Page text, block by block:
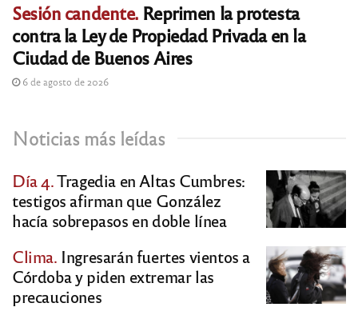
Sesión candente.Reprimen la protesta
contra la Ley de Propiedad Privada en la
Ciudad de Buenos Aires
6 de agosto de 2026
Noticias más leídas
Día 4.Tragedia en Altas Cumbres:
testigos afirman que González
hacía sobrepasos en doble línea
Clima. Ingresarán fuertes vientos a
Córdoba y piden extremar las
precauciones